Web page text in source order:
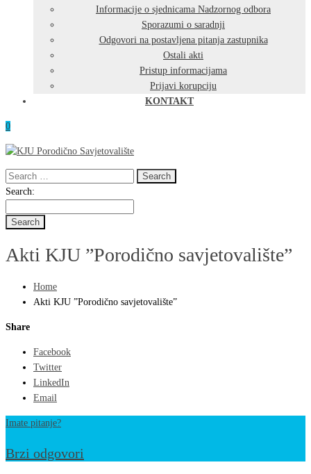
Informacije o sjednicama Nadzornog odbora
Sporazumi o saradnji
Odgovori na postavljena pitanja zastupnika
Ostali akti
Pristup informacijama
Prijavi korupciju
KONTAKT
0
Search
for:
Search
Search:
Akti KJU ”Porodično savjetovalište”
Home
Akti KJU ”Porodično savjetovalište”
Share
Facebook
Twitter
LinkedIn
Email
Imate pitanje?
Brzi odgovori